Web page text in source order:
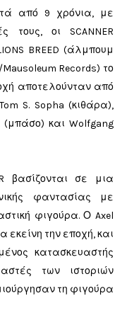
από 9 χρόνια, με
τους, οι SCANNER
BREED (άλμπουμ
Mausoleum Records) το
αποτελούνταν από
S. Sopha (κιθάρα),
(μπάσο) και Wolfgang
βασίζονται σε μια
φαντασίας με
φιγούρα. Ο Axel
εκείνη την εποχή, και
κατασκευαστής
των ιστοριών
τη φιγούρα